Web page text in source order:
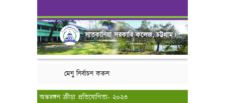
সাতকানিয়া সরকারি কলেজ, চট্টগ্রাম।
মেনু নির্বাচন করুন
অন্তরঙ্গন ক্রীড়া প্রতিযোগিতা- ২০২৩